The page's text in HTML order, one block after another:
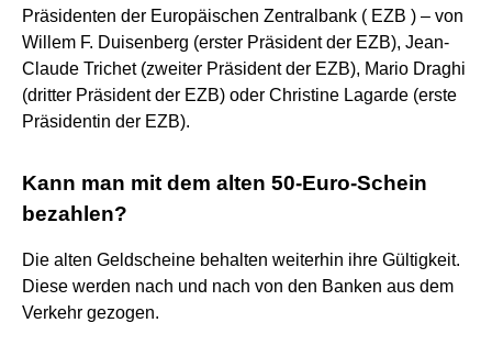
Präsidenten der Europäischen Zentralbank ( EZB ) – von
Willem F. Duisenberg (erster Präsident der EZB), Jean-
Claude Trichet (zweiter Präsident der EZB), Mario Draghi
(dritter Präsident der EZB) oder Christine Lagarde (erste
Präsidentin der EZB).
Kann man mit dem alten 50-Euro-Schein
bezahlen?
Die alten Geldscheine behalten weiterhin ihre Gültigkeit.
Diese werden nach und nach von den Banken aus dem
Verkehr gezogen.